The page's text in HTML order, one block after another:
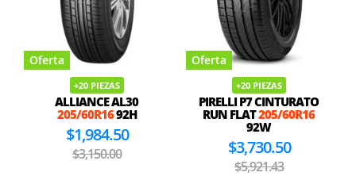
Oferta
+20 PIEZAS
ALLIANCE AL30
205/60R1692H
$1,984.50
$3,150.00
Oferta
+20 PIEZAS
PIRELLI P7 CINTURATO
RUN FLAT205/60R16
92W
$3,730.50
$5,921.43